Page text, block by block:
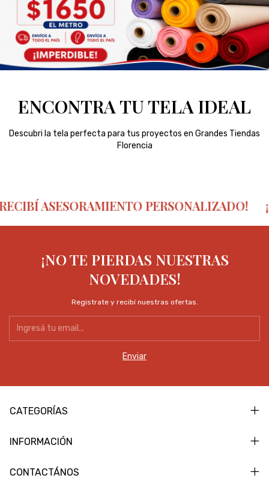
ENCONTRA TU TELA IDEAL
Descubri la tela perfecta para tus proyectos en Grandes Tiendas
Florencia
ASESORAMIENTO PERSONALIZADO!
¡NO TE PIERDAS NUESTRAS
NOVEDADES!
Registrate y recibí nuestras ofertas.
CATEGORÍAS
INFORMACIÓN
CONTACTÁNOS